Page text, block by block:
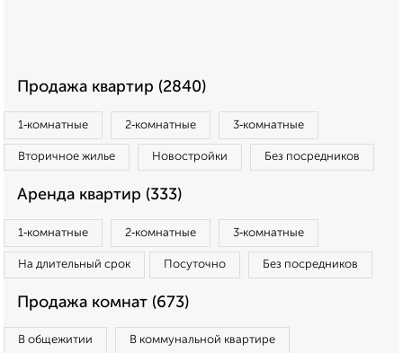
Продажа квартир (2840)
1‑комнатные 2‑комнатные 3‑комнатные
Вторичное жилье Новостройки Без посредников
Аренда квартир (333)
1‑комнатные 2‑комнатные 3‑комнатные
На длительный срок Посуточно Без посредников
Продажа комнат (673)
В общежитии В коммунальной квартире